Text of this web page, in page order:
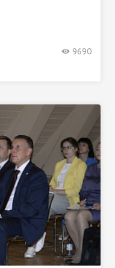
9690